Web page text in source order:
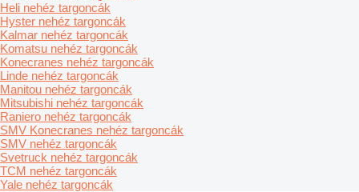
Heli nehéz targoncák
Hyster nehéz targoncák
Kalmar nehéz targoncák
Komatsu nehéz targoncák
Konecranes nehéz targoncák
Linde nehéz targoncák
Manitou nehéz targoncák
Mitsubishi nehéz targoncák
Raniero nehéz targoncák
SMV Konecranes nehéz targoncák
SMV nehéz targoncák
Svetruck nehéz targoncák
TCM nehéz targoncák
Yale nehéz targoncák